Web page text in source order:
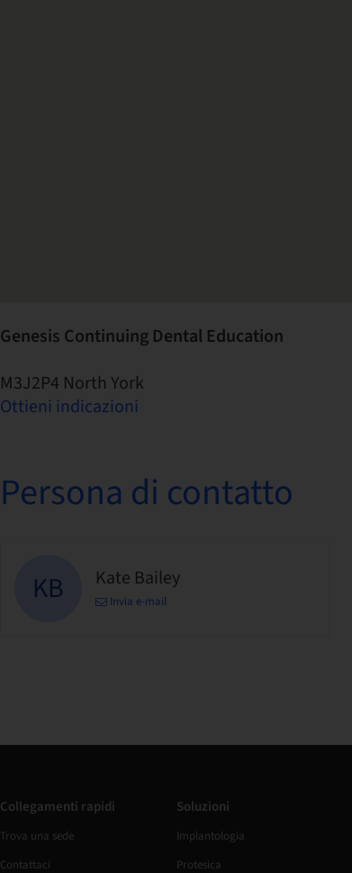
Genesis Continuing Dental Education
M3J2P4 North York
Ottieni indicazioni
Persona di contatto
KB Kate Bailey
Invia e-mail
Collegamenti rapidi
Trova una sede
Contattaci
Soluzioni
Implantologia
Protesica